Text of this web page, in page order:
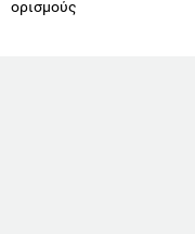
ορισμούς